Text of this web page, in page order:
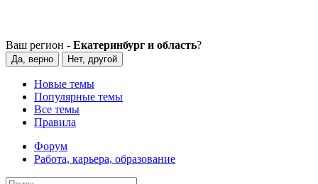
Ваш регион - Екатеринбург и область?
Да, верно Нет, другой
Новые темы
Популярные темы
Все темы
Правила
Форум
Работа, карьера, образование